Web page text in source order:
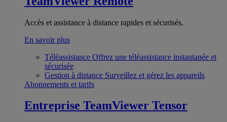
Accès et assistance à distance rapides et sécurisés.
En savoir plus
Téléassistance Offrez une téléassistance instantanée et
sécurisée
Gestion à distance Surveillez et gérez les appareils
Abonnements et tarifs
Entreprise TeamViewer Tensor